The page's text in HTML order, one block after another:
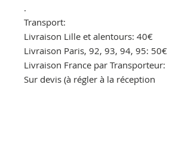
.
Transport:
Livraison Lille et alentours: 40€
Livraison Paris, 92, 93, 94, 95: 50€
Livraison France par Transporteur:
Sur devis (à régler à la réception